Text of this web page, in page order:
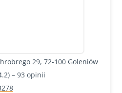
29, 72-100 Goleniów
– 93 opinii